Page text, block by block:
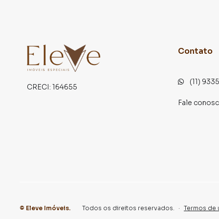
terrenos, lojas e barracões para venda ou
lançamentos na planta em Alphaville e em
milhares de ofertas para encontrar o imóvel
consegue comprar ou alugar um imóvel em
tradicionais. Já vendemos e locamos diversos
CRECI: 164655
Contato
(11)
Fale
© Eleve Imóveis. Todos os direitos reservados. · Termos de